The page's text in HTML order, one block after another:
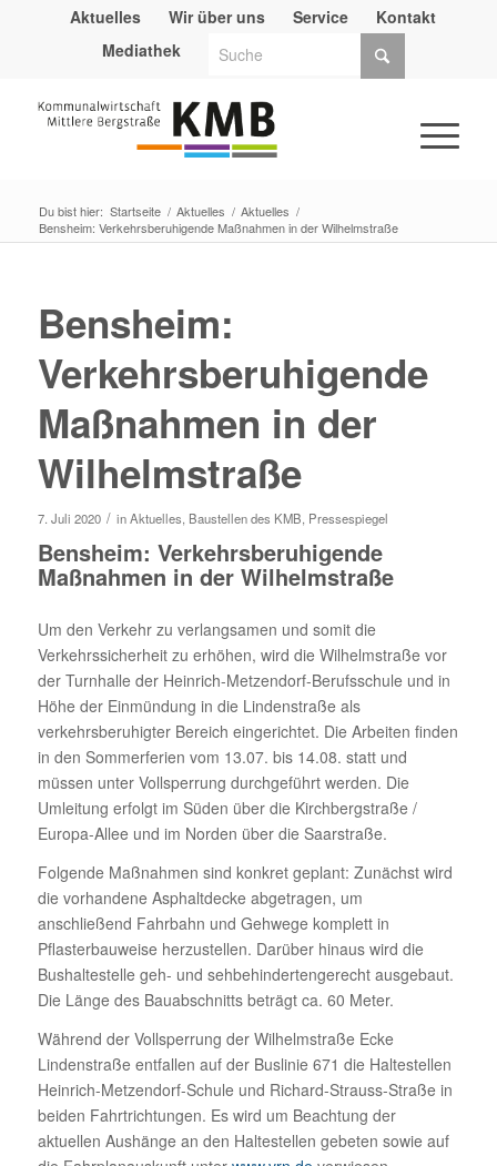
Aktuelles Wir über uns Service
Kontakt
Mediathek
Du bist hier: Startseite / Aktuelles / Aktuelles /
Bensheim: Verkehrsberuhigende Maßnahmen in der Wilhelmstraße
Bensheim:
Verkehrsberuhigende
Maßnahmen in der
Wilhelmstraße
7. Juli 2020 / inAktuelles, Baustellen des KMB, Pressespiegel
Bensheim: Verkehrsberuhigende
Maßnahmen in der Wilhelmstraße
Um den Verkehr zu verlangsamen und somit die
Verkehrssicherheit zu erhöhen, wird die Wilhelmstraße vor
der Turnhalle der Heinrich-Metzendorf-Berufsschule und in
Höhe der Einmündung in die Lindenstraße als
verkehrsberuhigter Bereich eingerichtet. Die Arbeiten finden
in den Sommerferien vom 13.07. bis 14.08. statt und
müssen unter Vollsperrung durchgeführt werden. Die
Umleitung erfolgt im Süden über die Kirchbergstraße /
Europa-Allee und im Norden über die Saarstraße.
Folgende Maßnahmen sind konkret geplant: Zunächst wird
die vorhandene Asphaltdecke abgetragen, um
anschließend Fahrbahn und Gehwege komplett in
Pflasterbauweise herzustellen. Darüber hinaus wird die
Bushaltestelle geh- und sehbehindertengerecht ausgebaut.
Die Länge des Bauabschnitts beträgt ca. 60 Meter.
Während der Vollsperrung der Wilhelmstraße Ecke
Lindenstraße entfallen auf der Buslinie 671 die Haltestellen
Heinrich-Metzendorf-Schule und Richard-Strauss-Straße in
beiden Fahrtrichtungen. Es wird um Beachtung der
aktuellen Aushänge an den Haltestellen gebeten sowie auf